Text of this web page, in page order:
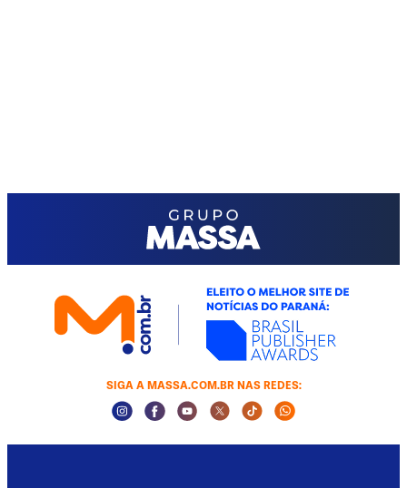
SIGA A MASSA.COM.BR NAS REDES:
Instagram Social Media
Facebook Social Media
Youtube Social Media
Twitter Social Media
Tiktok Social Media
Whatsapp